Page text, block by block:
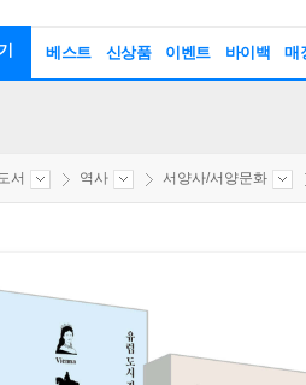
베스트 신상품 이벤트 바이백 매
서 역사 서양사/서양문화